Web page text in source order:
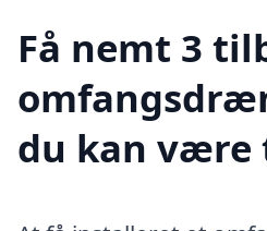
Få nemt 3
du kan være